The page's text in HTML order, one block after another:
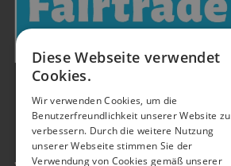
Diese Webseite verwendet
Cookies.
Wir verwenden Cookies, um die
Benutzerfreundlichkeit unserer Website zu
verbessern. Durch die weitere Nutzung
unserer Webseite stimmen Sie der
Verwendung von Cookies gemäß unserer